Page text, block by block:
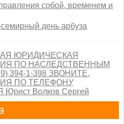
Юмор
собой, временем и
день арбуза